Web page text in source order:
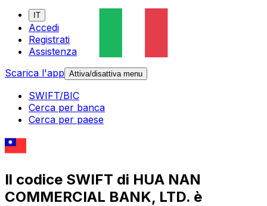
IT
Accedi
Registrati
Assistenza
Scarica l'app Attiva/disattiva menu
SWIFT/BIC
Cerca per banca
Cerca per paese
Il codice SWIFT di HUA NAN
COMMERCIAL BANK, LTD. è